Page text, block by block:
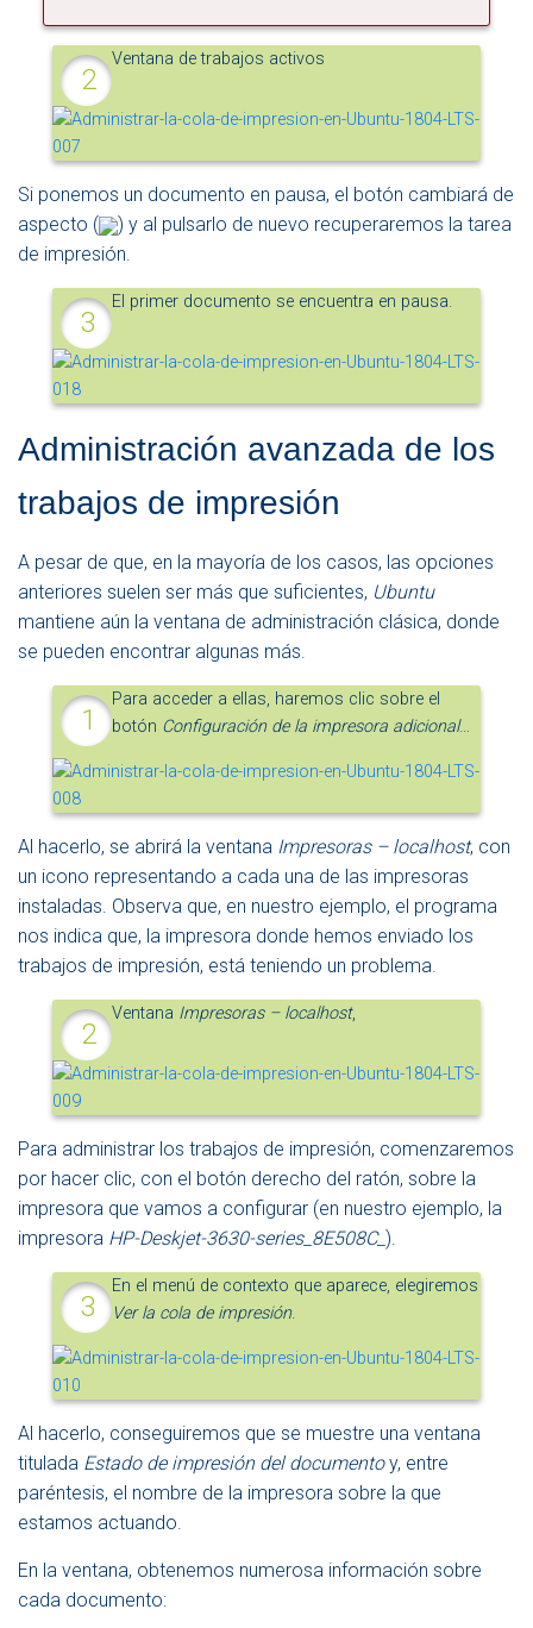
Ventana de trabajos activos
Si ponemos un documento en pausa, el botón cambiará de
aspecto (
) y al pulsarlo de nuevo recuperaremos la tarea
de impresión.
El primer documento se encuentra en pausa.
Administración avanzada de los
trabajos de impresión
A pesar de que, en la mayoría de los casos, las opciones
anteriores suelen ser más que suficientes, Ubuntu
mantiene aún la ventana de administración clásica, donde
se pueden encontrar algunas más.
Para acceder a ellas, haremos clic sobre el
botón Configuración de la impresora adicional…
Al hacerlo, se abrirá la ventana Impresoras – localhost, con
un icono representando a cada una de las impresoras
instaladas. Observa que, en nuestro ejemplo, el programa
nos indica que, la impresora donde hemos enviado los
trabajos de impresión, está teniendo un problema.
Ventana Impresoras – localhost,
Para administrar los trabajos de impresión, comenzaremos
por hacer clic, con el botón derecho del ratón, sobre la
impresora que vamos a configurar (en nuestro ejemplo, la
impresora HP-Deskjet-3630-series_8E508C_ ).
En el menú de contexto que aparece, elegiremos
Ver la cola de impresión.
Al hacerlo, conseguiremos que se muestre una ventana
titulada Estado de impresión del documentoy, entre
paréntesis, el nombre de la impresora sobre la que
estamos actuando.
En la ventana, obtenemos numerosa información sobre
cada documento: